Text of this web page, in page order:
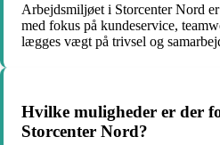
Arbejdsmiljøet i Storcenter Nord
med fokus på kundeservice,
lægges vægt på trivsel og
Hvilke muligheder er der
Storcenter Nord?